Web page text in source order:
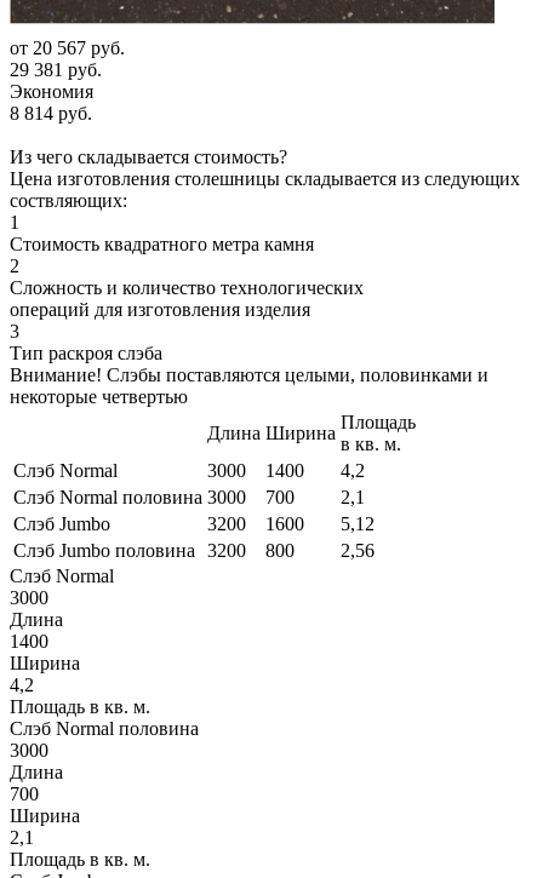
от 20 567 руб.
29 381 руб.
Экономия
8 814 руб.
Из чего складывается стоимость?
Цена изготовления столешницы складывается из следующих
соствляющих:
1
Стоимость квадратного метра камня
2
Сложность и количество технологических
операций для изготовления изделия
3
Тип раскроя слэба
Внимание! Слэбы поставляются целыми, половинками и
некоторые четвертью
Длина Ширина
Площадь
в кв. м.
Слэб Normal
3000 1400
4,2
Слэб Normal половина 3000 700
2,1
Слэб Jumbo
3200 1600
5,12
Слэб Jumbo половина
3200 800
2,56
Слэб Normal
3000
Длина
1400
Ширина
4,2
Площадь в кв. м.
Слэб Normal половина
3000
Длина
700
Ширина
2,1
Площадь в кв. м.